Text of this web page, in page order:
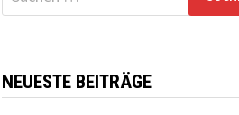
nach:
NEUESTE BEITRÄGE